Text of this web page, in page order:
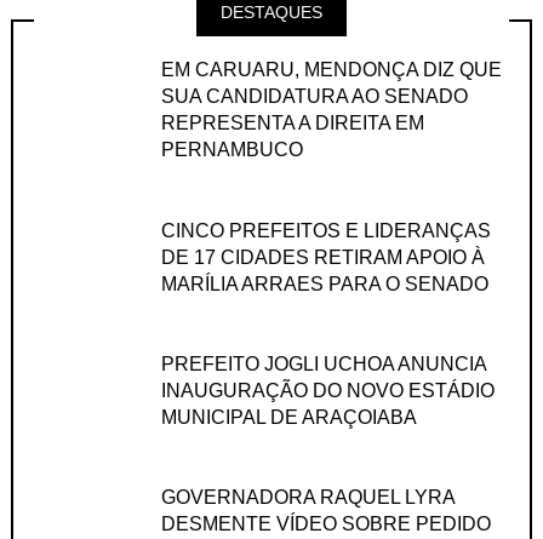
DESTAQUES
EM CARUARU, MENDONÇA DIZ QUE
SUA CANDIDATURA AO SENADO
REPRESENTA A DIREITA EM
PERNAMBUCO
CINCO PREFEITOS E LIDERANÇAS
DE 17 CIDADES RETIRAM APOIO À
MARÍLIA ARRAES PARA O SENADO
PREFEITO JOGLI UCHOA ANUNCIA
INAUGURAÇÃO DO NOVO ESTÁDIO
MUNICIPAL DE ARAÇOIABA
GOVERNADORA RAQUEL LYRA
DESMENTE VÍDEO SOBRE PEDIDO